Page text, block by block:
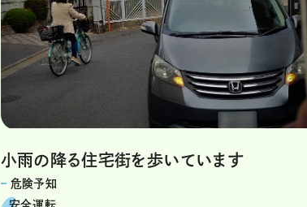
小雨の降る住宅街を歩いています
危険予知